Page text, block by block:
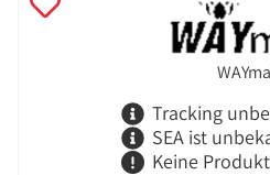
Tracking
SEA ist
Keine